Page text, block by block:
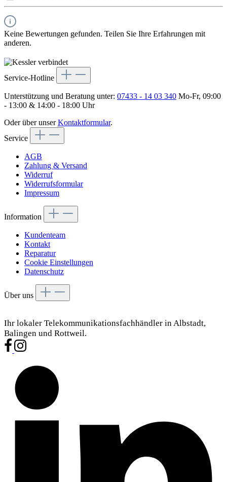
Keine Bewertungen gefunden. Teilen Sie Ihre Erfahrungen mit
anderen.
Service-Hotline
Unterstützung und Beratung unter: 07433 - 14 03 340 Mo-Fr, 09:00
- 13:00 & 14:00 - 18:00 Uhr
Oder über unserKontaktformular.
Service
AGB
Zahlung & Versand
Widerruf
Widerrufsformular
Impressum
Information
Kundenteam
Kontakt
Reparatur
Cookie Einstellungen
Datenschutz
Über uns
Ihr lokaler Telekommunikationsfachhändler in Albstadt,
Balingen und Rottweil.